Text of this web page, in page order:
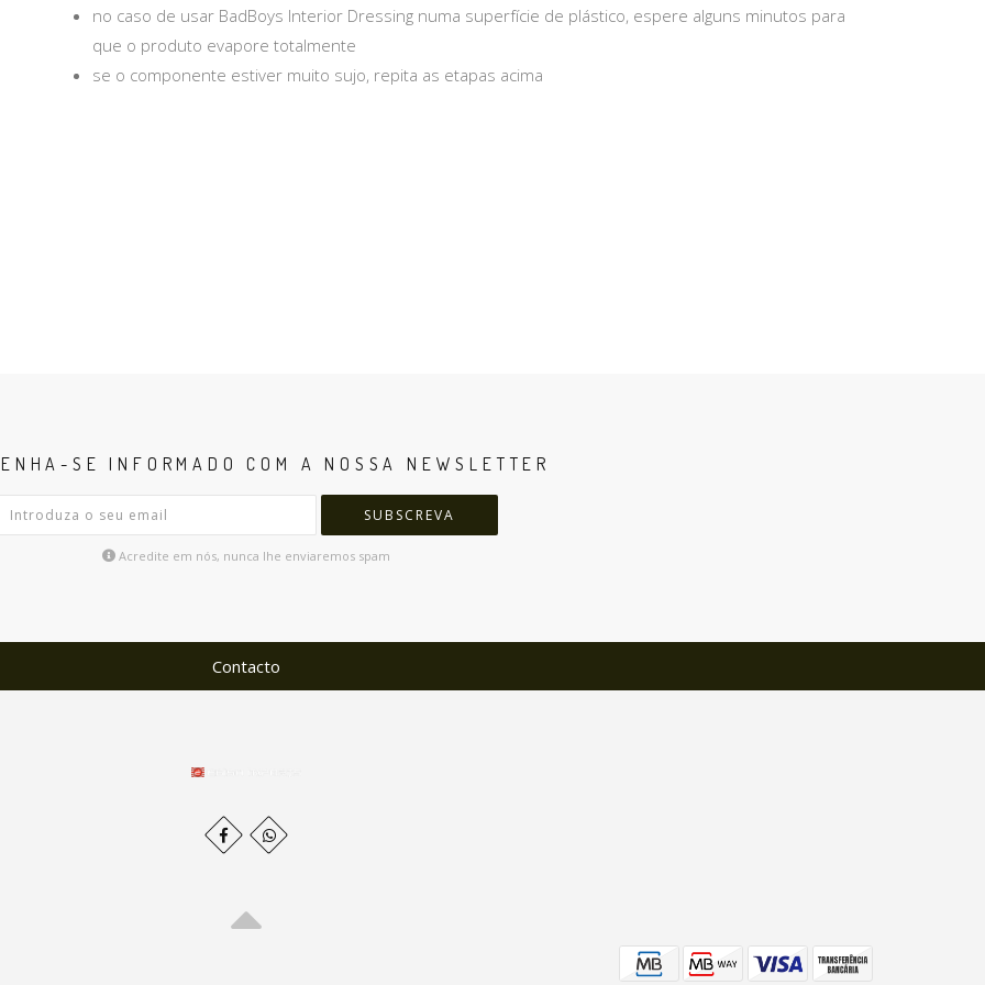
no caso de usar BadBoys Interior Dressing numa superfície de plástico, espere alguns minutos para
que o produto evapore totalmente
se o componente estiver muito sujo, repita as etapas acima
SE INFORMADO COM A NOSSA NEWSLETTER
SUBSCREVA
Acredite em nós, nunca lhe enviaremos spam
Contacto